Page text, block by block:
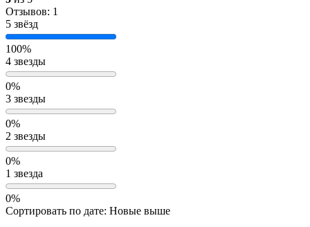
Отзывов: 1
5 звёзд
100%
4 звезды
0%
3 звезды
0%
2 звезды
0%
1 звезда
0%
Сортировать по дате: Новые выше